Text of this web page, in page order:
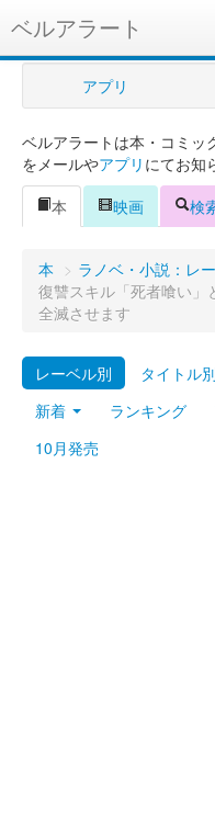
ベルアラート
ベルアラートとは
ヘルプ
新規登録
ログイン
購入管理
プレミアム
アプリ
ベルアラートは本・コミッ
をメールやアプリ にてお知
本
映画 検
本 > ラノベ・小説：レ
復讐スキル「死者喰い」
全滅させます
レーベル別 タイトル別
新着
ランキング
10月発売